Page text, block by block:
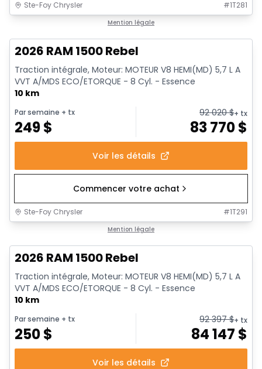
Ste-Foy Chrysler #1T281
Mention légale
2026 RAM 1500 Rebel
Traction intégrale, Moteur: MOTEUR V8 HEMI(MD) 5,7 L A
VVT A/MDS ECO/ETORQUE - 8 Cyl. - Essence
10 km
Par semaine + tx
249$
92 020$+ tx
83 770$
Voir les détails
Commencer votre achat
Ste-Foy Chrysler #1T291
Mention légale
2026 RAM 1500 Rebel
Traction intégrale, Moteur: MOTEUR V8 HEMI(MD) 5,7 L A
VVT A/MDS ECO/ETORQUE - 8 Cyl. - Essence
10 km
Par semaine + tx
250$
92 397$+ tx
84 147 $
Voir les détails